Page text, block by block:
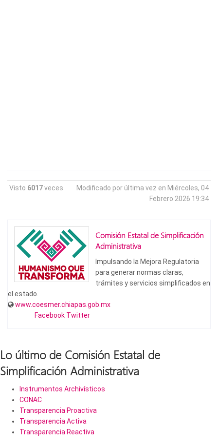
Visto 6017veces
Modificado por última vez en Miércoles, 04
Febrero 2026 19:34
Comisión Estatal de Simplificación
Administrativa
Impulsando la Mejora Regulatoria
para generar normas claras,
trámites y servicios simplificados en
el estado.
www.coesmer.chiapas.gob.mx
Facebook Twitter
Lo último de Comisión Estatal de
Simplificación Administrativa
Instrumentos Archivísticos
CONAC
Transparencia Proactiva
Transparencia Activa
Transparencia Reactiva